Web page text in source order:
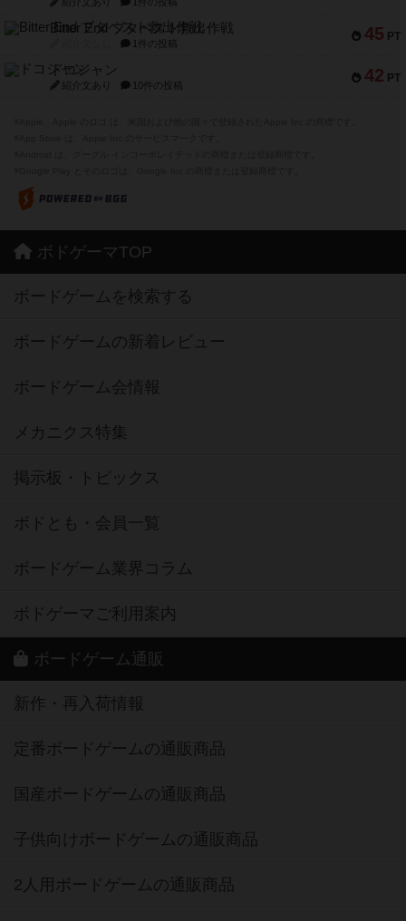
45 PT
Bitter End ブタペスト救出作戦
1件の投稿
42 PT
ドコジャン
紹介文あり 10件の投稿
ボドゲーマTOP
ボードゲームを検索する
ボードゲームの新着レビュー
ボードゲーム会情報
メカニクス特集
掲示板・トピックス
ボドとも・会員一覧
ボードゲーム業界コラム
ボドゲーマご利用案内
ボードゲーム通販
新作・再入荷情報
定番ボードゲームの通販商品
国産ボードゲームの通販商品
子供向けボードゲームの通販商品
2人用ボードゲームの通販商品